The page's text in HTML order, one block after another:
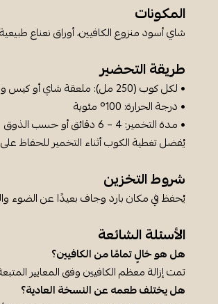
المكونات
شاي أسود منزوع الكافيين، أوراق نعناع
طريقة التحضير
• لكل كوب (250 مل): ملعقة شاي أو كيس واحد
• درجة الحرارة: 100° مئوية
• مدة التخمير: 4 – 6 دقائق أو حسب الذوق
يُفضل تغطية الكوب أثناء التخمير للحفاظ على
شروط التخزين
يُحفظ في مكان بارد وجاف بعيدًا عن الضوء
الأسئلة الشائعة
هل هو خالٍ تمامًا من الكافيين؟
تمت إزالة معظم الكافيين وفق المعايير
هل يختلف طعمه عن النسخة العادية؟